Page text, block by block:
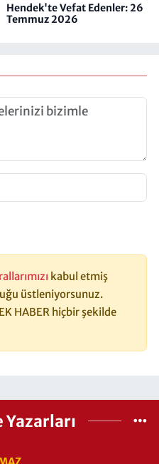
Hendek'te Vefat Edenler: 26
Temmuz 2026
kabul etmiş
üstleniyorsunuz.
HABER hiçbir şekilde
Yazarları